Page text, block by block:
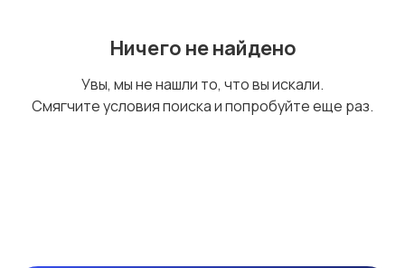
Ничего не найдено
Увы, мы не нашли то, что вы искали.
Смягчите условия поиска и попробуйте еще раз.